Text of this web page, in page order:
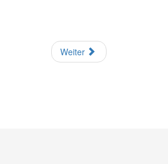
Weiter